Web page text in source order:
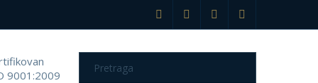
9001:2009